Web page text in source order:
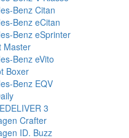
Benz Citan
Benz eCitan
Benz eSprinter
Master
Benz eVito
Boxer
Benz EQV
3
Crafter
ID. Buzz